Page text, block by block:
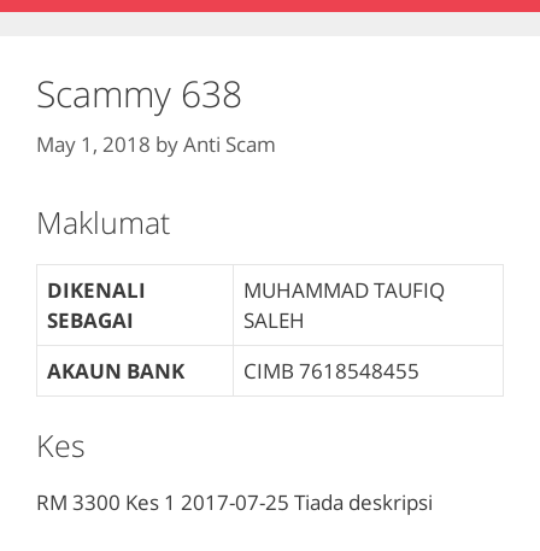
Scammy 638
May 1, 2018 byAnti Scam
Maklumat
DIKENALI
SEBAGAI
MUHAMMAD TAUFIQ
SALEH
AKAUN BANK
CIMB 7618548455
Kes
RM 3300 Kes 1 2017-07-25 Tiada deskripsi